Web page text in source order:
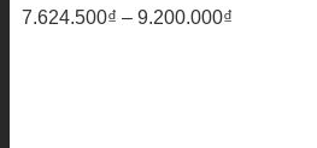
7.624.500₫ – 9.200.000₫